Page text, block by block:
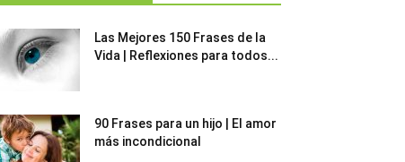
Las Mejores 150 Frases de la
Vida | Reflexiones para todos...
90 Frases para un hijo | El amor
más incondicional